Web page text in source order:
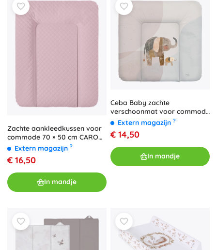
Zachte aankleedkussen voor
commode 70 × 50 cm CARO
roze van Ceba Baby
Extern magazijn ?
€ 16,50
In mandje
Ceba Baby zachte
verschoonmat voor commode
Basic Elephant Family 75 × 72
Extern magazijn ?
€ 14,50
In mandje